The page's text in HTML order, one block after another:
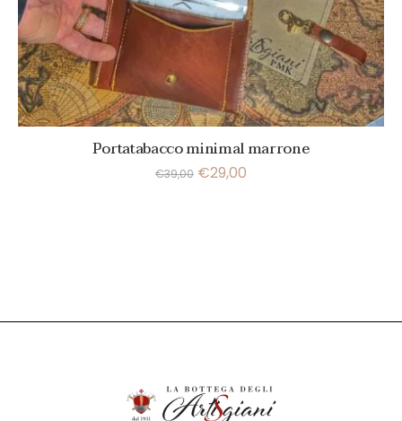
Portatabacco minimal marrone
€39,00 €29,00